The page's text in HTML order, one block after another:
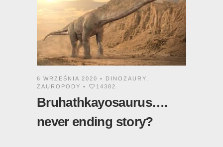
6 WRZEŚNIA 2020 • DINOZAURY
ZAUROPODY • 14382
Bruhathkayosaurus….
never ending story?